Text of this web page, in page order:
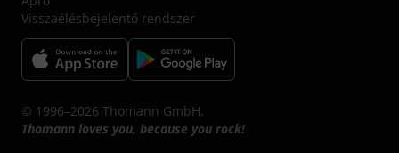
Visszaélésbejelentő rendszer
© 1996–2026 Thomann GmbH.
Thomann loves you, because you rock!